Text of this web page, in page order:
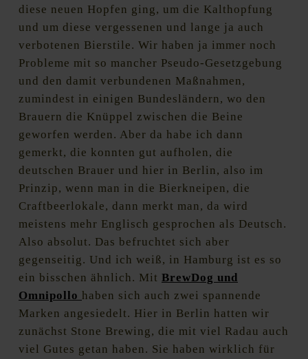
diese neuen Hopfen ging, um die Kalthopfung
und um diese vergessenen und lange ja auch
verbotenen Bierstile. Wir haben ja immer noch
Probleme mit so mancher Pseudo-Gesetzgebung
und den damit verbundenen Maßnahmen,
zumindest in einigen Bundesländern, wo den
Brauern die Knüppel zwischen die Beine
geworfen werden. Aber da habe ich dann
gemerkt, die konnten gut aufholen, die
deutschen Brauer und hier in Berlin, also im
Prinzip, wenn man in die Bierkneipen, die
Craftbeerlokale, dann merkt man, da wird
meistens mehr Englisch gesprochen als Deutsch.
Also absolut. Das befruchtet sich aber
gegenseitig. Und ich weiß, in Hamburg ist es so
ein bisschen ähnlich. Mit BrewDog und
Omnipollo haben sich auch zwei spannende
Marken angesiedelt. Hier in Berlin hatten wir
zunächst Stone Brewing, die mit viel Radau auch
viel Gutes getan haben. Sie haben wirklich für